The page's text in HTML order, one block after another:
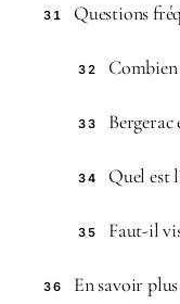
31 Questions
32
33 Bergerac
34 Quel est
35 Faut-il
36 En savoir plus